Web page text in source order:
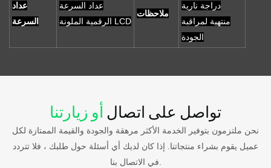
عداد
السرعة
عداد السرعة
الرقمية الملونة LCD
ملاحظات
دراجة نارية
منتهية لمراقبة
الجودة
تواصل على اتصال أو زيارتنا
نحن ملتزمون بتوفير الخدمة الأكثر مرهقة والجودة والقيمة الممتازة لكل
عميل يقوم بشراء منتجاتنا. إذا كان لديك أي أسئلة حول طلبك ، فلا تتردد
في الاتصال بنا.